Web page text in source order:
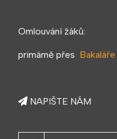
Omlouvání žáků:
primárně přes Bakaláře
NAPIŠTE NÁM